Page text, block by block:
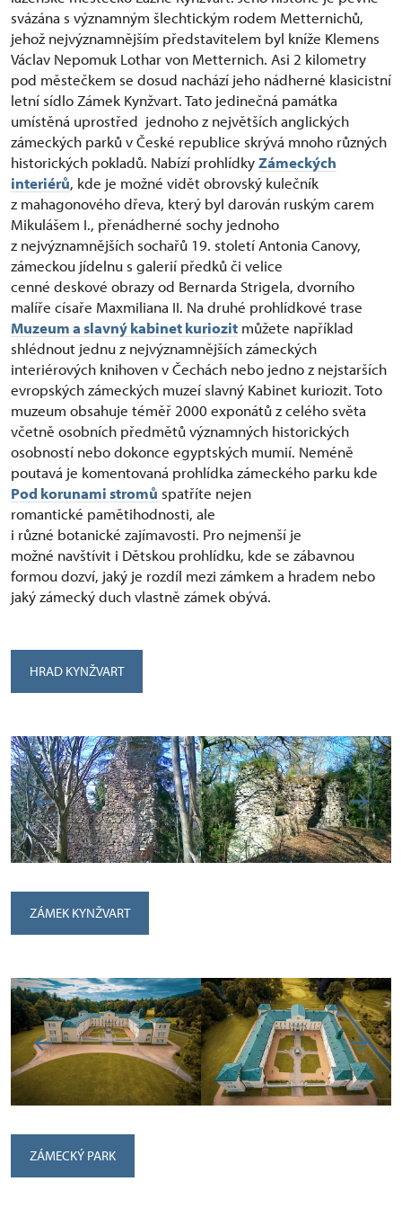
svázána s významným šlechtickým rodem Metternichů,
jehož nejvýznamnějším představitelem byl kníže Klemens
Václav Nepomuk Lothar von Metternich. Asi 2 kilometry
pod městečkem se dosud nachází jeho nádherné klasicistní
letní sídlo Zámek Kynžvart. Tato jedinečná památka
umístěná uprostřed jednoho z největších anglických
zámeckých parků v České republice skrývá mnoho různých
historických pokladů. Nabízí prohlídkyZámeckých
interiérů, kde je možné vidět obrovský kulečník
z mahagonového dřeva, který byl darován ruským carem
Mikulášem I., přenádherné sochy jednoho
z nejvýznamnějších sochařů 19. století Antonia Canovy,
zámeckou jídelnu s galerií předků či velice
cenné deskové obrazy od Bernarda Strigela, dvorního
malíře císaře Maxmiliana II. Na druhé prohlídkové trase
Muzeum a slavný kabinet kuriozit můžete například
shlédnout jednu z nejvýznamnějších zámeckých
interiérových knihoven v Čechách nebo jedno z nejstarších
evropských zámeckých muzeí slavný Kabinet kuriozit. Toto
muzeum obsahuje téměř 2000 exponátů z celého světa
včetně osobních předmětů významných historických
osobností nebo dokonce egyptských mumií. Neméně
poutavá je komentovaná prohlídka zámeckého parku kde
Pod korunami stromů spatříte nejen
romantické pamětihodnosti, ale
i různé botanické zajímavosti. Pro nejmenší je
možné navštívit i Dětskou prohlídku, kde se zábavnou
formou dozví, jaký je rozdíl mezi zámkem a hradem nebo
jaký zámecký duch vlastně zámek obývá.
HRAD KYNŽVART
ZÁMEK KYNŽVART
ZÁMECKÝ PARK